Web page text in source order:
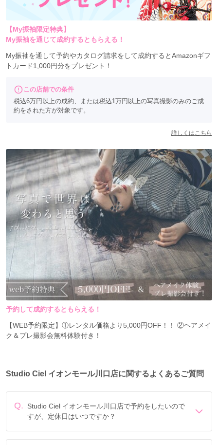
Studio Ciel 福生店
スタジオシエル マリンピア稲毛海岸店
スタジオシエル 我孫子店
Studio Ciel BIGHOPガーデンモール印西店
スタジオシエル 鎌ヶ谷店
【埼玉】
Studio Ciel 岩槻店
Studio Ciel 新座店
Studio Ciel イオンモール川口店
Studio Ciel ソヨカふじみ野店
Studio Ciel 桶川店
【山梨】
Studio Ciel 石和店
Studio Ciel 山梨中央店
Studio ciel 甲斐敷島店
【大阪】
Studio Ciel 羽曳野店
Studio Ciel イオン北千里店
Studio Ciel 高槻店
【My振袖限定特典】
My振袖を通じて成約するともらえる！
My振袖を通して予約やカタログ請求をして成約するとAmazonギフ
トカード1,000円分をプレゼント！
この店舗での条件
税込6万円以上の成約、または税込1万円以上の写真撮影のみのご成
約をされた方が対象です。
詳しくはこちら
予約して成約するともらえる！
【WEB予約限定】①レンタル価格より5,000円OFF！！ ②ヘアメイ
ク＆プレ撮影会無料体験付き！
Studio Ciel イオンモール川口店に関するよくあるご質問
Q.
Studio Ciel イオンモール川口店で予約をしたいので
すが、定休日はいつですか？